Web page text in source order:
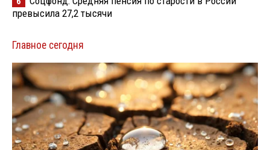
превысила 27,2 тысячи
Главное сегодня